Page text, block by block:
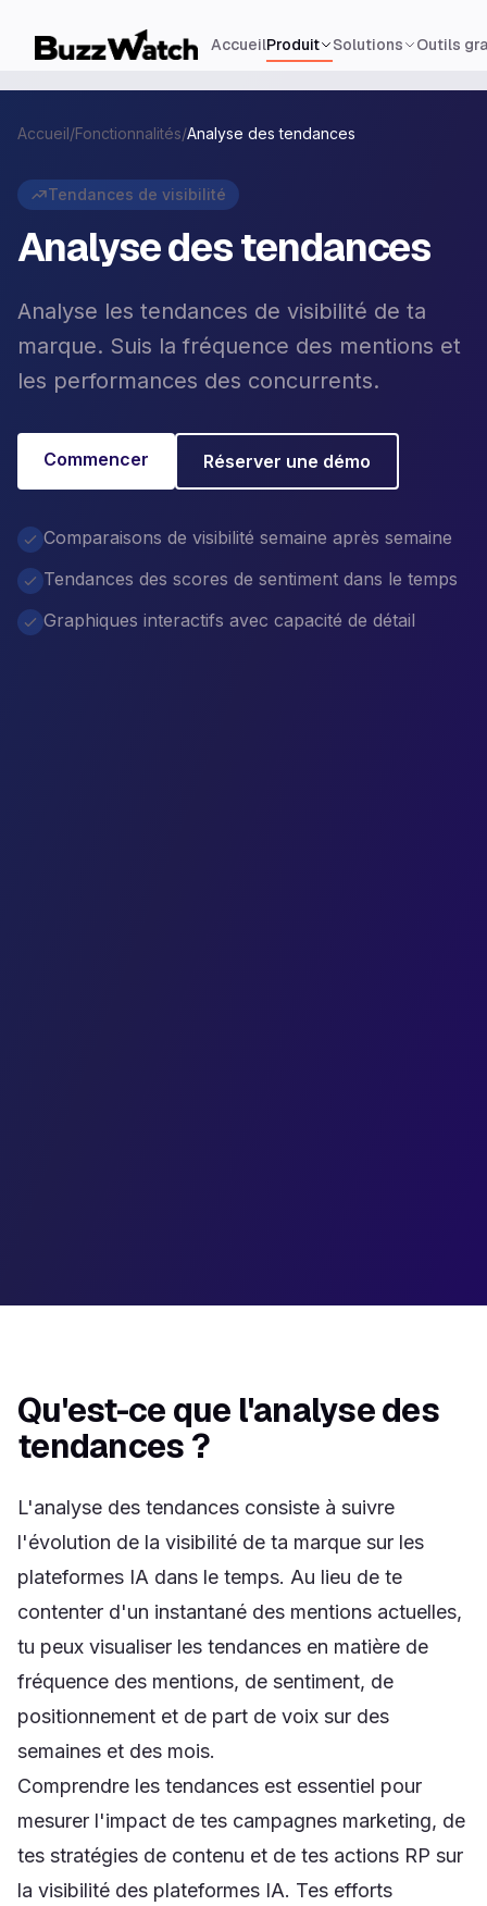
AccueilProduit Solutions Outils
Accueil/Fonctionnalités/Analyse des tendances
Tendances de visibilité
Analyse des tendances
Analyse les tendances de visibilité de ta
marque. Suis la fréquence des mentions et
les performances des concurrents.
Commencer Réserver une démo
Comparaisons de visibilité semaine après semaine
Tendances des scores de sentiment dans le temps
Graphiques interactifs avec capacité de détail
Qu'est-ce que l'analyse des
tendances ?
L'analyse des tendances consiste à suivre
l'évolution de la visibilité de ta marque sur les
plateformes IA dans le temps. Au lieu de te
contenter d'un instantané des mentions actuelles,
tu peux visualiser les tendances en matière de
fréquence des mentions, de sentiment, de
positionnement et de part de voix sur des
semaines et des mois.
Comprendre les tendances est essentiel pour
mesurer l'impact de tes campagnes marketing, de
tes stratégies de contenu et de tes actions RP sur
la visibilité des plateformes IA. Tes efforts